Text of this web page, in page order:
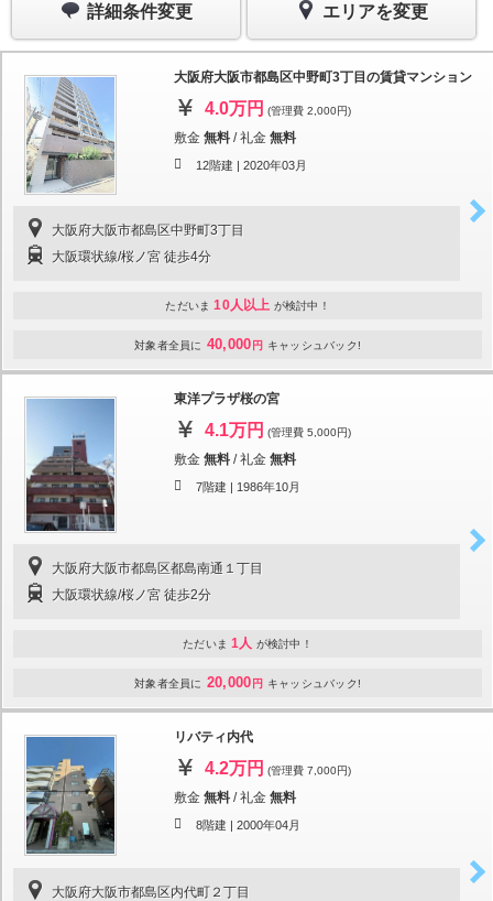
詳細条件変更 エリアを変更
大阪府大阪市都島区中野町3丁目の賃貸マンション
4.0万円 (管理費 2,000円)
敷金 無料 /礼金 無料
12階建 | 2020年03月
大阪府大阪市都島区中野町3丁目
大阪環状線/桜ノ宮 徒歩4分
ただいま 10人以上 が検討中！
対象者全員に 40,000 円 キャッシュバック!
東洋プラザ桜の宮
4.1万円 (管理費 5,000円)
敷金 無料 /礼金 無料
7階建 | 1986年10月
大阪府大阪市都島区都島南通１丁目
大阪環状線/桜ノ宮 徒歩2分
ただいま 1人 が検討中！
対象者全員に 20,000 円 キャッシュバック!
リバティ内代
4.2万円 (管理費 7,000円)
敷金 無料 /礼金 無料
8階建 | 2000年04月
大阪府大阪市都島区内代町２丁目